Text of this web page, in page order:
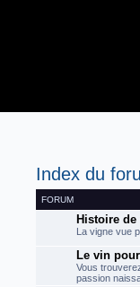
Index du
FORUM
Histoire
La vigne vue
Le vin
Vous
passion